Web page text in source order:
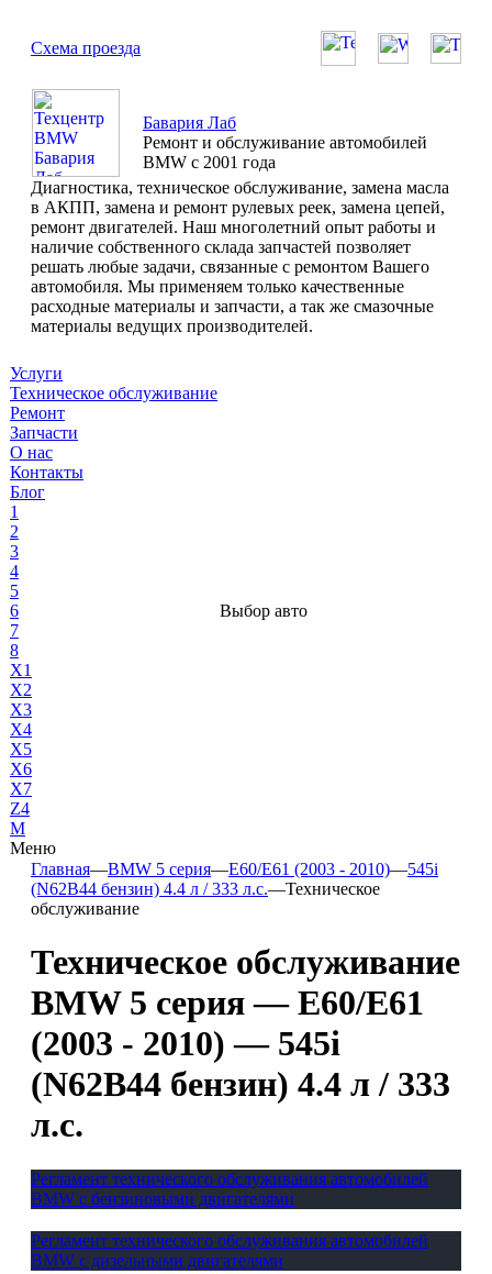
Схема проезда
Бавария Лаб
Ремонт и обслуживание автомобилей
BMW с 2001 года
Диагностика, техническое обслуживание, замена масла
в АКПП, замена и ремонт рулевых реек, замена цепей,
ремонт двигателей. Наш многолетний опыт работы и
наличие собственного склада запчастей позволяет
решать любые задачи, связанные с ремонтом Вашего
автомобиля. Мы применяем только качественные
расходные материалы и запчасти, а так же смазочные
материалы ведущих производителей.
Услуги
Техническое обслуживание
Ремонт
Запчасти
О нас
Контакты
Блог
1
2
3
4
5
6
7
8
X1
X2
X3
X4
X5
X6
X7
Z4
М
Меню
Выбор авто
Главная—BMW 5 серия—E60/E61 (2003 - 2010)—545i
(N62B44 бензин) 4.4 л / 333 л.с.—Техническое
обслуживание
Техническое обслуживание
BMW 5 серия — E60/E61
(2003 - 2010) — 545i
(N62B44 бензин) 4.4 л / 333
л.с.
Регламент технического обслуживания автомобилей
BMW с бензиновыми двигателями
Регламент технического обслуживания автомобилей
BMW с дизельными двигателями